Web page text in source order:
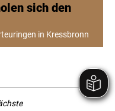
sich den
in Kressbronn